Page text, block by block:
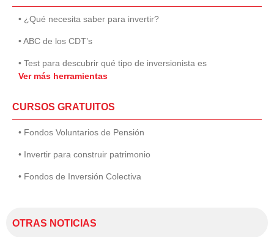
• ¿Qué necesita saber para invertir?
• ABC de los CDT’s
• Test para descubrir qué tipo de inversionista es
Ver más herramientas
CURSOS GRATUITOS
• Fondos Voluntarios de Pensión
• Invertir para construir patrimonio
• Fondos de Inversión Colectiva
OTRAS NOTICIAS